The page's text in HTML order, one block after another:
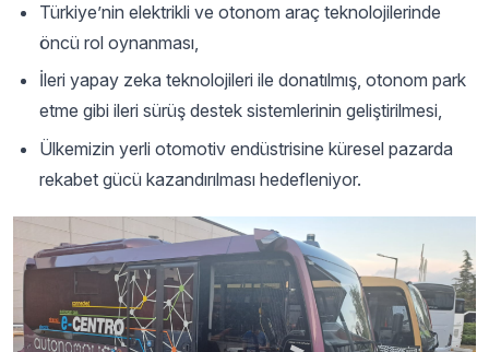
Türkiye’nin elektrikli ve otonom araç teknolojilerinde
öncü rol oynanması,
İleri yapay zeka teknolojileri ile donatılmış, otonom park
etme gibi ileri sürüş destek sistemlerinin geliştirilmesi,
Ülkemizin yerli otomotiv endüstrisine küresel pazarda
rekabet gücü kazandırılması hedefleniyor.